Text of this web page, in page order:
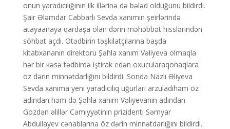
onun yaradıcılığının ilk illərinə də bələd olduğunu bildirdi.
Şair Ələmdar Cabbarlı Sevda xanımın şeirlərində
atayaanaya qardaşa olan dərin məhəbbət hisslərindən
söhbət açdı. Otədbirin təşkilatçılarına başda
kitabxananın direktoru Şəhla xanım Vəliyeva olmaqla
hər bir kəsə tədbirdə iştirak edən oxucularaqonaqlara
öz dərin minnətdarlığını bildirdi. Sonda Nazlı Əliyeva
Sevda xanıma yeni yaradıcılıq uğurları arzuladıhəm öz
adından həm də Şəhla xanım Vəliyevanın adından
Gözdən əlillər Cəmiyyətinin prizidenti Səmyar
Abdullayev cənablarına öz dərin minnətdarlığını bildirdi.